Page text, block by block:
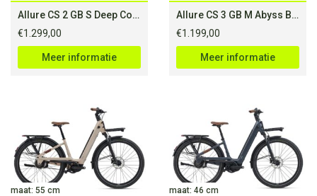
Allure CS 2 GB S Deep Cove
€1.299,00
Meer informatie
Allure CS 3 GB M Abyss Black
€1.199,00
Meer informatie
maat: 55 cm maat: 46 cm